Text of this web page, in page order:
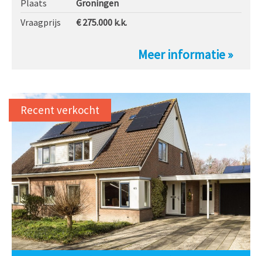
Plaats
Groningen
Vraagprijs
€ 275.000 k.k.
Meer informatie »
Recent verkocht